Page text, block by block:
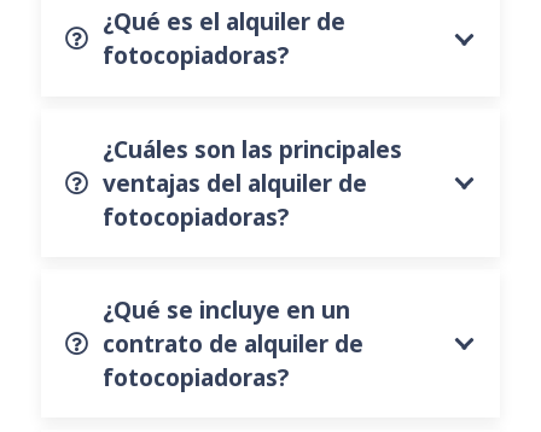
¿Qué es el alquiler de
fotocopiadoras?
¿Cuáles son las principales
ventajas del alquiler de
fotocopiadoras?
¿Qué se incluye en un
contrato de alquiler de
fotocopiadoras?